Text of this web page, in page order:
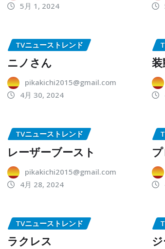
5月 1, 2024
TVニューストレンド
ニノさん
pikakichi2015@gmail.com
4月 30, 2024
TVニューストレンド
レーザーブースト
pikakichi2015@gmail.com
4月 28, 2024
TVニューストレンド
ラクレス